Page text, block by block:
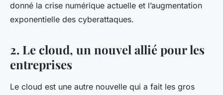
donné la crise numérique actuelle et l’augmentation
exponentielle des cyberattaques.
2. Le cloud, un nouvel allié pour les
entreprises
Le cloud est une autre nouvelle qui a fait les gros